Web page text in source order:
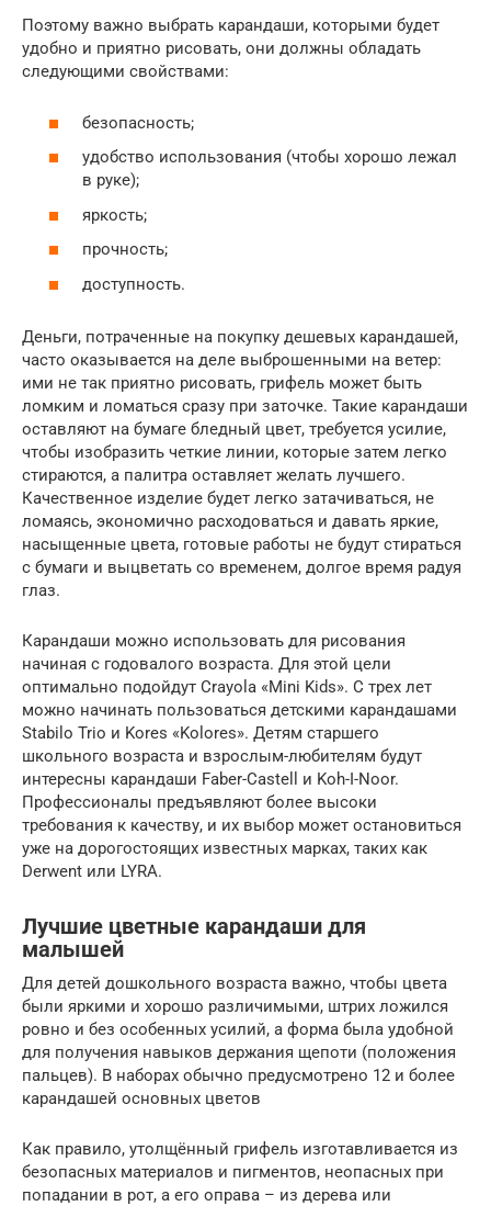
Поэтому важно выбрать карандаши, которыми будет
удобно и приятно рисовать, они должны обладать
следующими свойствами:
безопасность;
удобство использования (чтобы хорошо лежал
в руке);
яркость;
прочность;
доступность.
Деньги, потраченные на покупку дешевых карандашей,
часто оказывается на деле выброшенными на ветер:
ими не так приятно рисовать, грифель может быть
ломким и ломаться сразу при заточке. Такие карандаши
оставляют на бумаге бледный цвет, требуется усилие,
чтобы изобразить четкие линии, которые затем легко
стираются, а палитра оставляет желать лучшего.
Качественное изделие будет легко затачиваться, не
ломаясь, экономично расходоваться и давать яркие,
насыщенные цвета, готовые работы не будут стираться
с бумаги и выцветать со временем, долгое время радуя
глаз.
Карандаши можно использовать для рисования
начиная с годовалого возраста. Для этой цели
оптимально подойдут Crayola «Mini Kids». С трех лет
можно начинать пользоваться детскими карандашами
Stabilo Trio и Kores «Kolores». Детям старшего
школьного возраста и взрослым-любителям будут
интересны карандаши Faber-Castell и Koh-I-Noor.
Профессионалы предъявляют более высоки
требования к качеству, и их выбор может остановиться
уже на дорогостоящих известных марках, таких как
Derwent или LYRA.
Лучшие цветные карандаши для
малышей
Для детей дошкольного возраста важно, чтобы цвета
были яркими и хорошо различимыми, штрих ложился
ровно и без особенных усилий, а форма была удобной
для получения навыков держания щепоти (положения
пальцев). В наборах обычно предусмотрено 12 и более
карандашей основных цветов
Как правило, утолщённый грифель изготавливается из
безопасных материалов и пигментов, неопасных при
попадании в рот, а его оправа – из дерева или